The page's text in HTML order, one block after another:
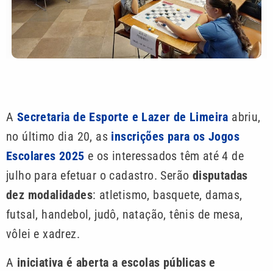
A Secretaria de Esporte e Lazer de Limeira abriu,
no último dia 20, as inscrições para os Jogos
Escolares 2025 e os interessados têm até 4 de
julho para efetuar o cadastro. Serão disputadas
dez modalidades: atletismo, basquete, damas,
futsal, handebol, judô, natação, tênis de mesa,
vôlei e xadrez.
A iniciativa é aberta a escolas públicas e